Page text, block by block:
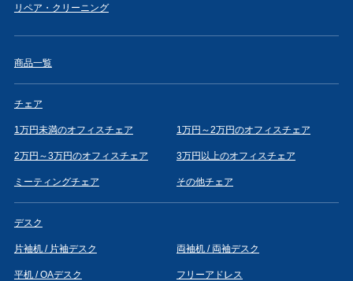
リペア・クリーニング
商品一覧
チェア
1万円未満のオフィスチェア 1万円～2万円のオフィスチェア
2万円～3万円のオフィスチェア 3万円以上のオフィスチェア
ミーティングチェア その他チェア
デスク
片袖机 / 片袖デスク 両袖机 / 両袖デスク
平机 / OAデスク フリーアドレス